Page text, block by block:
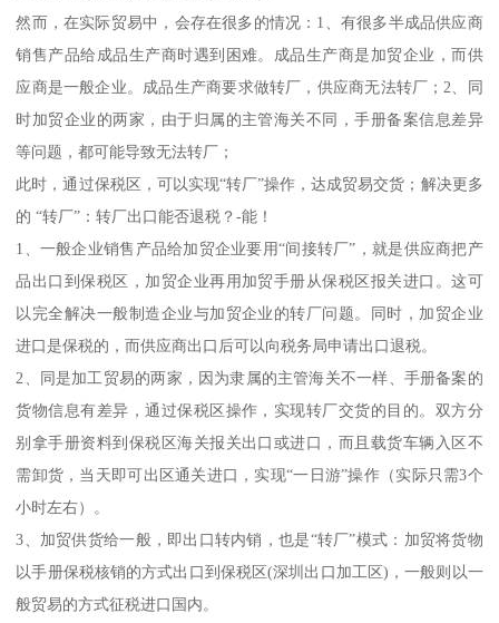
然而，在实际贸易中，会存在很多的情况：1、有很多半成品供应商
销售产品给成品生产商时遇到困难。成品生产商是加贸企业，而供
应商是一般企业。成品生产商要求做转厂，供应商无法转厂；2、同
时加贸企业的两家，由于归属的主管海关不同，手册备案信息差异
等问题，都可能导致无法转厂；
此时，通过保税区，可以实现“转厂”操作，达成贸易交货；解决更多
的 “转厂”：转厂出口能否退税？-能！
1、一般企业销售产品给加贸企业要用“间接转厂”，就是供应商把产
品出口到保税区，加贸企业再用加贸手册从保税区报关进口。这可
以完全解决一般制造企业与加贸企业的转厂问题。同时，加贸企业
进口是保税的，而供应商出口后可以向税务局申请出口退税。
2、同是加工贸易的两家，因为隶属的主管海关不一样、手册备案的
货物信息有差异，通过保税区操作，实现转厂交货的目的。双方分
别拿手册资料到保税区海关报关出口或进口，而且载货车辆入区不
需卸货，当天即可出区通关进口，实现“一日游”操作（实际只需3个
小时左右）。
3、加贸供货给一般，即出口转内销，也是“转厂”模式：加贸将货物
以手册保税核销的方式出口到保税区(深圳出口加工区)，一般则以一
般贸易的方式征税进口国内。